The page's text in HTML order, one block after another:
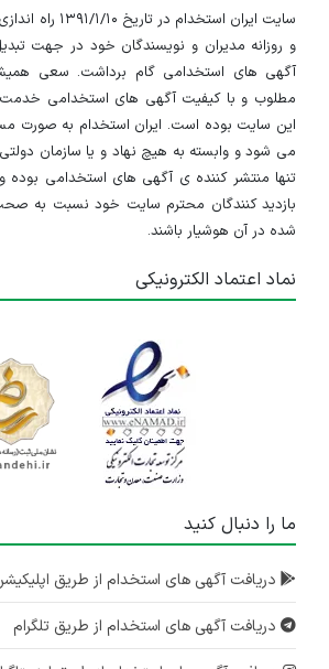
ویتر
تهران
۳ سال پیش
سایت ایران
و روزانه مدیران و نویسندگان خود در جهت
آگهی های استخدامی گام برداشت. سعی
مطلوب و با کیفیت آگهی های استخدامی خدمت
این سایت بوده است. ایران استخدام به صورت
می شود و وابسته به هیچ نهاد و یا سازمان
تنها منتشر کننده ی آگهی های استخدامی بوده و
بازدید کنندگان محترم سایت خود نسبت به
شده در آن هوشیار باشند.
نماد اعتماد الکترونیکی
ما را دنبال کنید
دریافت آگهی های استخدام از طریق
دریافت آگهی های استخدام از طریق تلگرام